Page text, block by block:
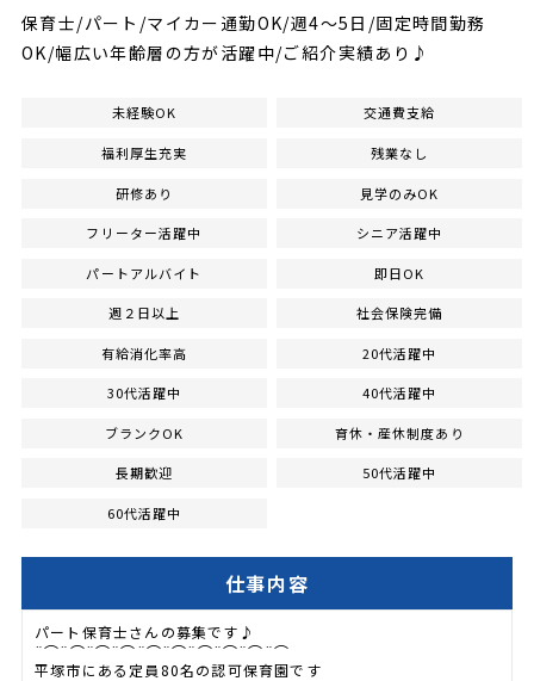
保育士/パート/マイカー通勤OK/週4～5日/固定時間勤務
OK/幅広い年齢層の方が活躍中/ご紹介実績あり♪
未経験OK 交通費支給
福利厚生充実 残業なし
研修あり 見学のみOK
フリーター活躍中 シニア活躍中
パートアルバイト 即日OK
週２日以上 社会保険完備
有給消化率高 20代活躍中
30代活躍中 40代活躍中
ブランクOK 育休・産休制度あり
長期歓迎 50代活躍中
60代活躍中
仕事内容
パート保育士さんの募集です♪
¨⌒¨⌒¨⌒¨⌒¨⌒¨⌒¨⌒¨⌒¨⌒¨⌒
平塚市にある定員80名の認可保育園です